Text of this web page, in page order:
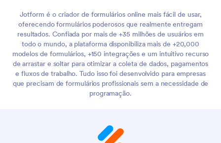
Jotform é o criador de formulários online mais fácil de usar,
oferecendo formulários poderosos que realmente entregam
resultados. Confiada por mais de +35 milhões de usuários em
todo o mundo, a plataforma disponibiliza mais de +20,000
modelos de formulários, +150 integrações e um intuitivo recurso
de arrastar e soltar para otimizar a coleta de dados, pagamentos
e fluxos de trabalho. Tudo isso foi desenvolvido para empresas
que precisam de formulários profissionais sem a necessidade de
programação.